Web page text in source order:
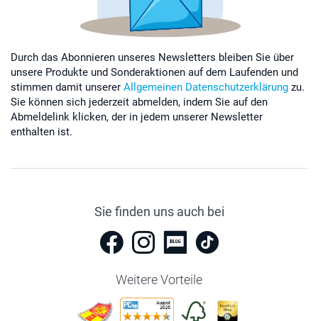
Durch das Abonnieren unseres Newsletters bleiben Sie über
unsere Produkte und Sonderaktionen auf dem Laufenden und
stimmen damit unserer Allgemeinen Datenschutzerklärung zu.
Sie können sich jederzeit abmelden, indem Sie auf den
Abmeldelink klicken, der in jedem unserer Newsletter
enthalten ist.
Sie finden uns auch bei
Weitere Vorteile